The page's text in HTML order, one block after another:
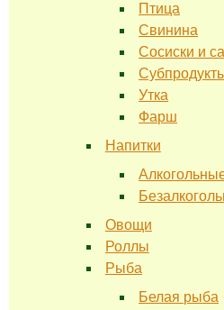
Птица
Свинина
Сосиски и
Утка
Фарш
Напитки
Овощи
Роллы
Рыба
Белая рыба